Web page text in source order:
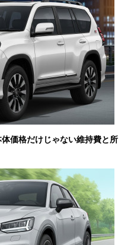
価格だけじゃない維持費と所